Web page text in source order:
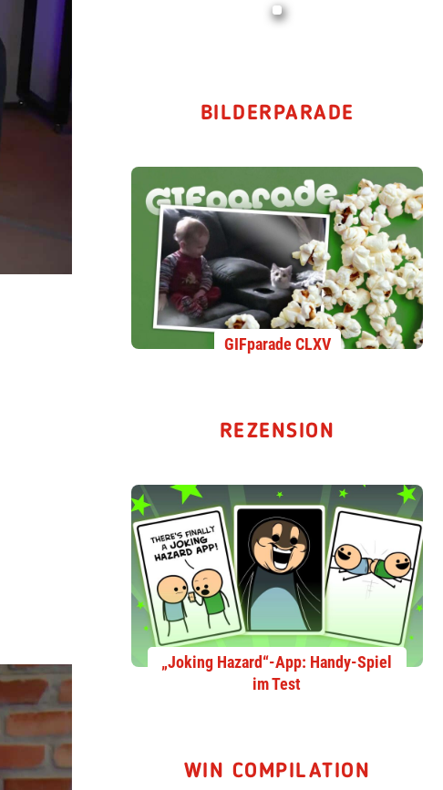
BILDERPARADE
GIFparade CLXV
REZENSION
„Joking Hazard“-App: Handy-Spiel
im Test
WIN COMPILATION